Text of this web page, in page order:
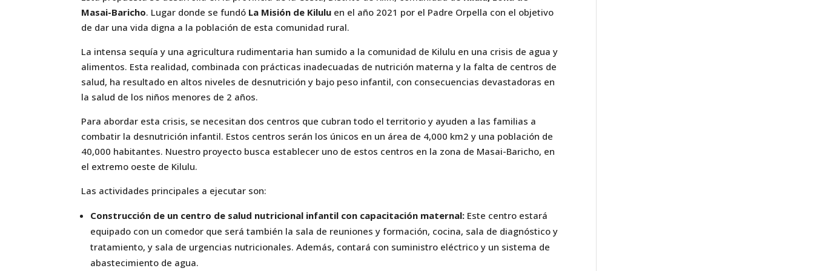
Masai-Baricho. Lugar donde se fundó La Misión de Kilulu en el año 2021 por el Padre Orpella con el objetivo
de dar una vida digna a la población de esta comunidad rural.
La intensa sequía y una agricultura rudimentaria han sumido a la comunidad de Kilulu en una crisis de agua y
alimentos. Esta realidad, combinada con prácticas inadecuadas de nutrición materna y la falta de centros de
salud, ha resultado en altos niveles de desnutrición y bajo peso infantil, con consecuencias devastadoras en
la salud de los niños menores de 2 años.
Para abordar esta crisis, se necesitan dos centros que cubran todo el territorio y ayuden a las familias a
combatir la desnutrición infantil. Estos centros serán los únicos en un área de 4,000 km2 y una población de
40,000 habitantes. Nuestro proyecto busca establecer uno de estos centros en la zona de Masai-Baricho, en
el extremo oeste de Kilulu.
Las actividades principales a ejecutar son:
Construcción de un centro de salud nutricional infantil con capacitación maternal: Este centro estará
equipado con un comedor que será también la sala de reuniones y formación, cocina, sala de diagnóstico y
tratamiento, y sala de urgencias nutricionales. Además, contará con suministro eléctrico y un sistema de
abastecimiento de agua.